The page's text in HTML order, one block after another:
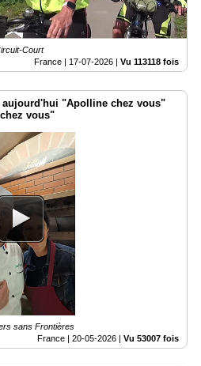
Court
France | 17-07-2026 Vu 113118 fois
aujourd'hui "Apolline chez vous"
vous"
sans Frontières
France | 20-05-2026 | Vu 53007 fois